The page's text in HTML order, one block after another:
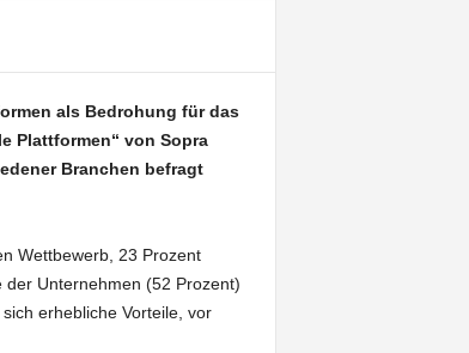
als Bedrohung für das
Plattformen“ von Sopra
Branchen befragt
Wettbewerb, 23 Prozent
Unternehmen (52 Prozent)
erhebliche Vorteile, vor